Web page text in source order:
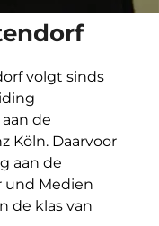
volgt sinds
de
Köln. Daarvoor
aan de
und Medien
de klas van